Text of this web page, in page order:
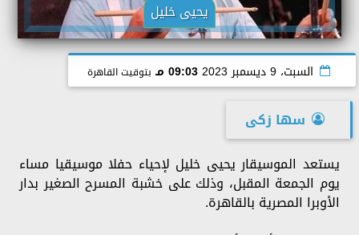
يحيى خليل
السبت، 9 ديسمبر 2023 09:03 مـ بتوقيت القاهرة
سها زكى
يستعد الموسيقار يحيى خليل لإحياء حفلا موسيقيا مساء
يوم الجمعة المقبل، وذلك على خشبة المسرح الصغير بدار
الأوبرا المصرية بالقاهرة.